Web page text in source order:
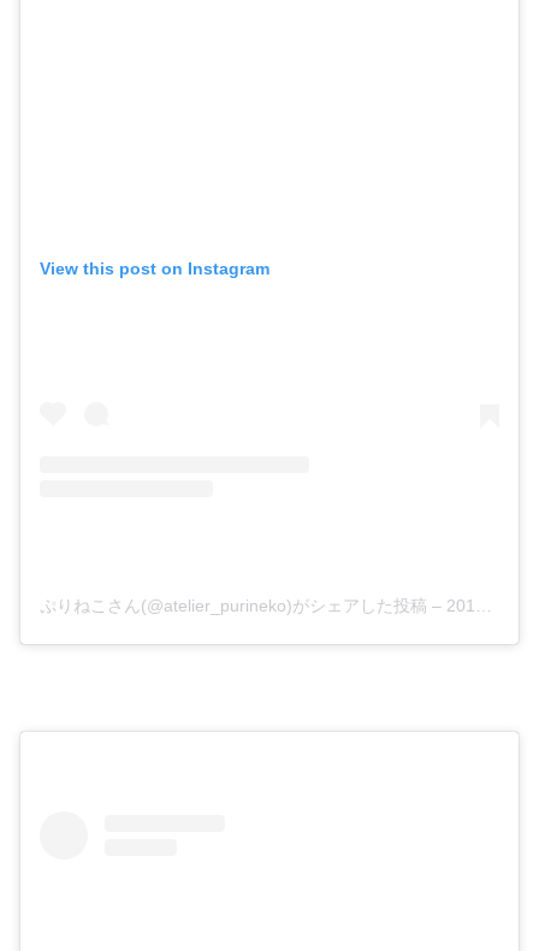
View this post on Instagram
ぷりねこさん(@atelier_purineko)がシェアした投稿 – 2017年10月月11日午後8時50分PDT